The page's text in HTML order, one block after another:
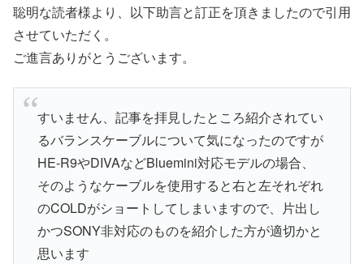
聡明な読者様より、以下助言と訂正を頂きましたので引用
させていただく。
ご進言ありがとうございます。
すいません、記事を拝見したところ紹介されてい
るバランスケーブルについて気になったのですが
HE-R9やDIVAなどBluemini対応モデルの場合、
そのようなケーブルを使用すると右と左それぞれ
のCOLDがショートしてしまいますので、片出し
かつSONY非対応のものを紹介した方が適切かと
思います